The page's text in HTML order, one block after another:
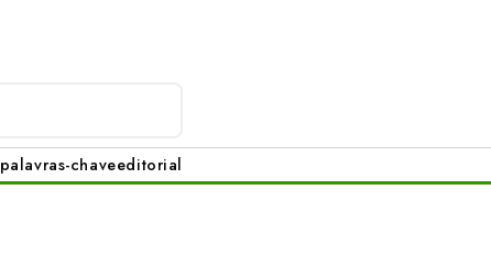
palavras-chaveeditorial